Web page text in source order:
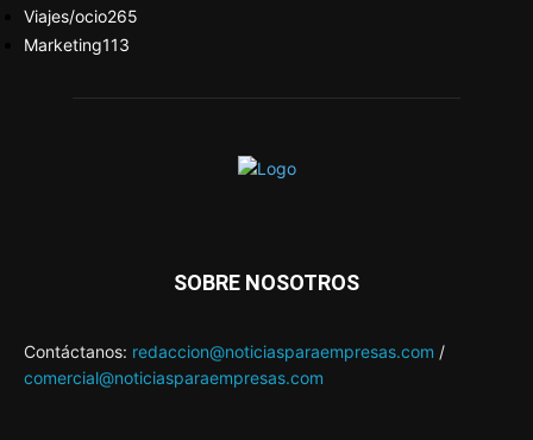
Viajes/ocio265
Marketing113
SOBRE NOSOTROS
Contáctanos: redaccion@noticiasparaempresas.com /
comercial@noticiasparaempresas.com